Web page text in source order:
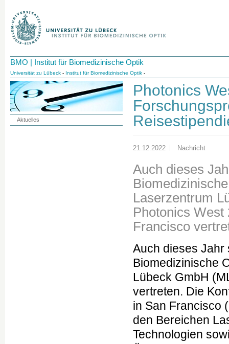
BMO | Institut für Biomedizinische Optik
Universität zu Lübeck - Institut für Biomedizinische Optik -
Photonics
21.12.2022 Nachricht
Auch dieses
Laserzentrum
Photonics West
Francisco
Auch dieses Jahr
Biomedizinische
Lübeck GmbH
vertreten. Die
in San Francisco
den Bereichen
Technologien
Aktuelles